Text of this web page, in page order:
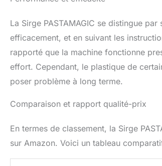
La Sirge PASTAMAGIC se distingue
efficacement, et en suivant les
rapporté que la machine fonctionne
effort. Cependant, le plastique de
poser problème à long terme.
Comparaison et rapport qualité-prix
En termes de classement, la Sirge
sur Amazon. Voici un tableau